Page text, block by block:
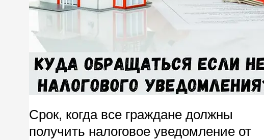
Срок, когда все граждане должны
получить налоговое уведомление от